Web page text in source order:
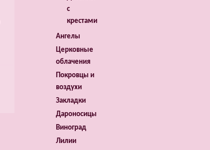
с
крестами
Ангелы
Церковные
облачения
Покровцы и
воздухи
Закладки
Дароносицы
Виноград
Лилии